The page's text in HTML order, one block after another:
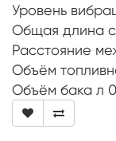
Уровень
Общая длина
Расстояние
Объём
Объём бака л